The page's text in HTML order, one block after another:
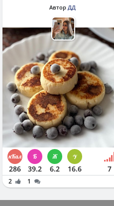
Автор ДД
286 39.2 6.2 16.6 7
2 1